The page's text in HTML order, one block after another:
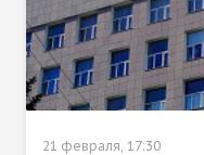
21 февраля, 17:30